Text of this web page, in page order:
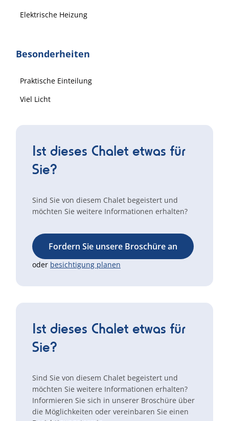
Elektrische Heizung
Besonderheiten
Praktische Einteilung
Viel Licht
Ist dieses Chalet etwas für
Sie?
Sind Sie von diesem Chalet begeistert und
möchten Sie weitere Informationen erhalten?
Fordern Sie unsere Broschüre an
oder besichtigung planen
Ist dieses Chalet etwas für
Sie?
Sind Sie von diesem Chalet begeistert und
möchten Sie weitere Informationen erhalten?
Informieren Sie sich in unserer Broschüre über
die Möglichkeiten oder vereinbaren Sie einen